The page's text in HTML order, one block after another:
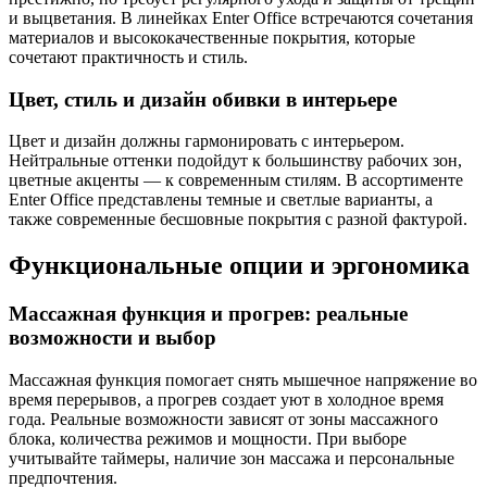
и выцветания. В линейках Enter Office встречаются сочетания
материалов и высококачественные покрытия, которые
сочетают практичность и стиль.
Цвет, стиль и дизайн обивки в интерьере
Цвет и дизайн должны гармонировать с интерьером.
Нейтральные оттенки подойдут к большинству рабочих зон,
цветные акценты — к современным стилям. В ассортименте
Enter Office представлены темные и светлые варианты, а
также современные бесшовные покрытия с разной фактурой.
Функциональные опции и эргономика
Массажная функция и прогрев: реальные
возможности и выбор
Массажная функция помогает снять мышечное напряжение во
время перерывов, а прогрев создает уют в холодное время
года. Реальные возможности зависят от зоны массажного
блока, количества режимов и мощности. При выборе
учитывайте таймеры, наличие зон массажа и персональные
предпочтения.